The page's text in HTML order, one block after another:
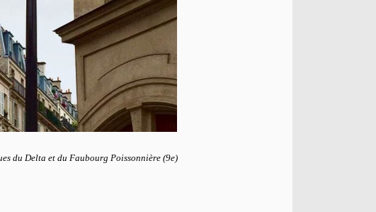
du Delta et du Faubourg Poissonnière (9e)